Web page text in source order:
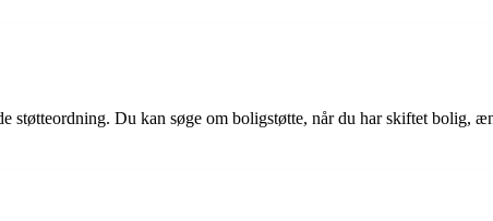
støtteordning. Du kan søge om boligstøtte, når du har skiftet bolig,